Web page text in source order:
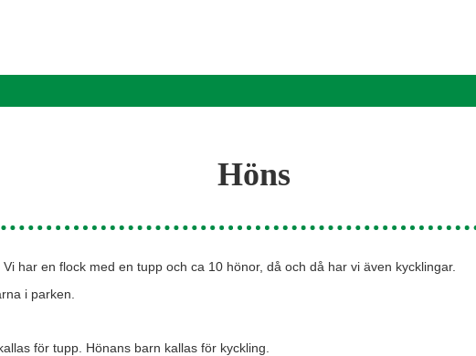
Höns
har en flock med en tupp och ca 10 hönor, då och då har vi även kycklingar.
i parken.
för tupp. Hönans barn kallas för kyckling.